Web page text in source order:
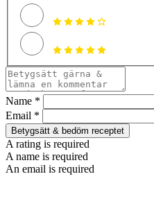
Name *
Email *
Betygsätt & bedöm receptet
A rating is required
A name is required
An email is required